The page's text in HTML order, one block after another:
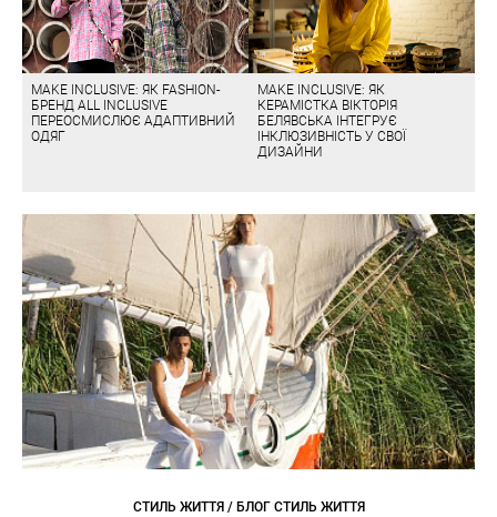
MAKE INCLUSIVE: ЯК FASHION-
БРЕНД ALL INCLUSIVE
ПЕРЕОСМИСЛЮЄ АДАПТИВНИЙ
ОДЯГ
MAKE INCLUSIVE: ЯК
КЕРАМІСТКА ВІКТОРІЯ
БЕЛЯВСЬКА ІНТЕГРУЄ
ІНКЛЮЗИВНІСТЬ У СВОЇ
ДИЗАЙНИ
СТИЛЬ ЖИТТЯ / БЛОГ СТИЛЬ ЖИТТЯ